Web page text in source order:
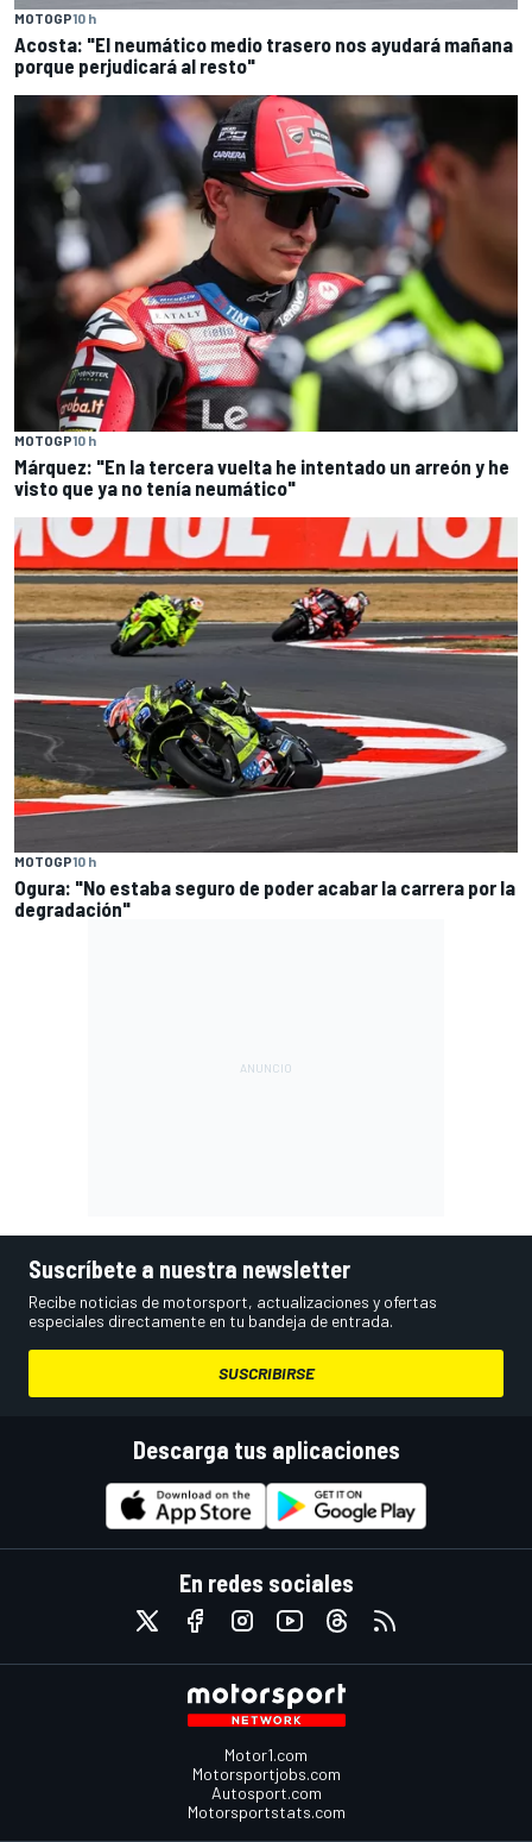
MOTOGP10 h
Acosta: "El neumático medio trasero nos ayudará mañana
porque perjudicará al resto"
MOTOGP10 h
Márquez: "En la tercera vuelta he intentado un arreón y he
visto que ya no tenía neumático"
MOTOGP10 h
Ogura: "No estaba seguro de poder acabar la carrera por la
degradación"
Suscríbete a nuestra newsletter
Recibe noticias de motorsport, actualizaciones y ofertas
especiales directamente en tu bandeja de entrada.
SUSCRIBIRSE
Descarga tus aplicaciones
En redes sociales
Motor1.com
Motorsportjobs.com
Autosport.com
Motorsportstats.com